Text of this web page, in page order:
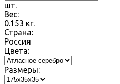
шт.
Вес:
0.153 кг.
Страна:
Россия
Цвета:
Размеры: